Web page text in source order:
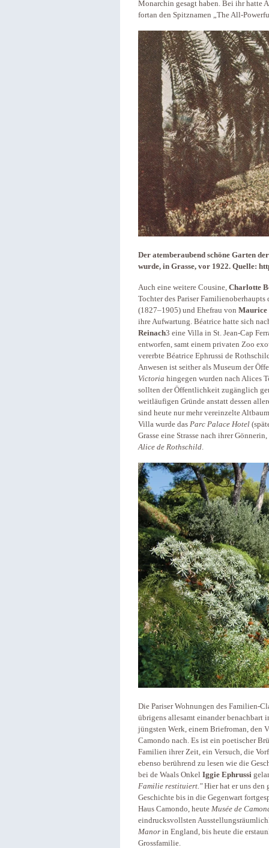
Monarchin gesagt haben. Bei ihr hatte
fortan den Spitznamen „The All-
Der atemberaubend schöne Garten
wurde, in Grasse, vor 1922. Quelle:
Auch eine weitere Cousine, Charlotte
Tochter des Pariser
(1827–1905) und Ehefrau von Maurice
ihre Aufwartung. Béatrice hatte sich
Reinach3 eine Villa in St. Jean-Cap
entworfen, samt einem privaten Zoo
vererbte Béatrice Ephrussi de
Anwesen ist seither als Museum der
Victoria hingegen wurden nach Alices
sollten der Öffentlichkeit zugänglich
weitläufigen Gründe anstatt dessen
sind heute nur mehr vereinzelte
Villa wurde das Parc Palace Hotel
Grasse eine Strasse nach ihrer
Alice de Rothschild.
Die Pariser Wohnungen des Familien-
übrigens allesamt einander benachbart
jüngsten Werk, einem Briefroman, den
Camondo nach. Es ist ein poetischer
Familien ihrer Zeit, ein Versuch, die
ebenso berührend zu lesen wie die
bei de Waals Onkel Iggie Ephrussi
Familie restituiert."Hier hat er uns den
Geschichte bis in die Gegenwart
Haus Camondo, heute Musée de
eindrucksvollsten
Manor in England, bis heute die
Grossfamilie.